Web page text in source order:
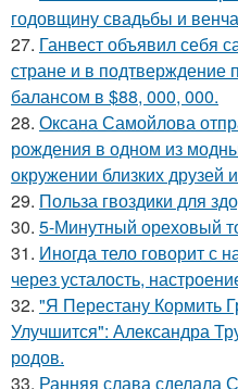
годовщину свадьбы и
27. Ганвест объявил себя
стране и в подтверждение
балансом в $88, 000, 000.
28. Оксана Самойлова
рождения в одном из
окружении близких друзей
29. Польза гвоздики для
30. 5-Минутный ореховый
31. Иногда тело говорит
через усталость,
32. "Я Перестану Кормить
Улучшится": Александра
родов.
33. Ранняя слава сделала